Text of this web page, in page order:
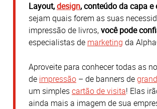
Layout,design, conteúdo da capa e
sejam quais forem as suas
impressão de livros,você pode
especialistas de marketing da
Aproveite para conhecer todas as
de impressão – de banners de
um simplescartão de visita! Elas
ainda mais a imagem de sua